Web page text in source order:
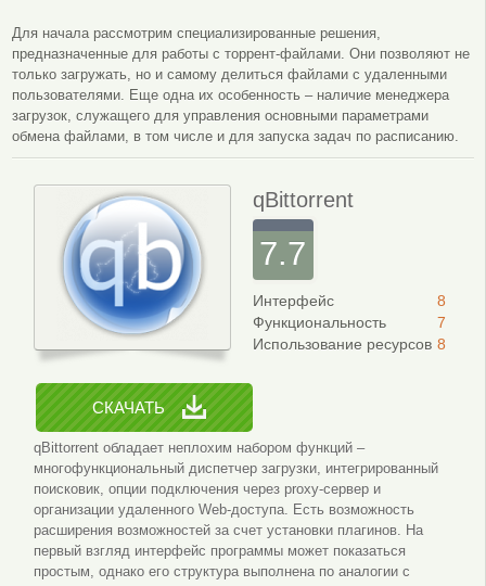
Для начала рассмотрим специализированные решения,
предназначенные для работы с торрент-файлами. Они позволяют не
только загружать, но и самому делиться файлами с удаленными
пользователями. Еще одна их особенность – наличие менеджера
загрузок, служащего для управления основными параметрами
обмена файлами, в том числе и для запуска задач по расписанию.
qBittorrent
7.7
Интерфейс
Функциональность
Использование ресурсов
8
7
8
СКАЧАТЬ
qBittorrent обладает неплохим набором функций –
многофункциональный диспетчер загрузки, интегрированный
поисковик, опции подключения через proxy-сервер и
организации удаленного Web-доступа. Есть возможность
расширения возможностей за счет установки плагинов. На
первый взгляд интерфейс программы может показаться
простым, однако его структура выполнена по аналогии с